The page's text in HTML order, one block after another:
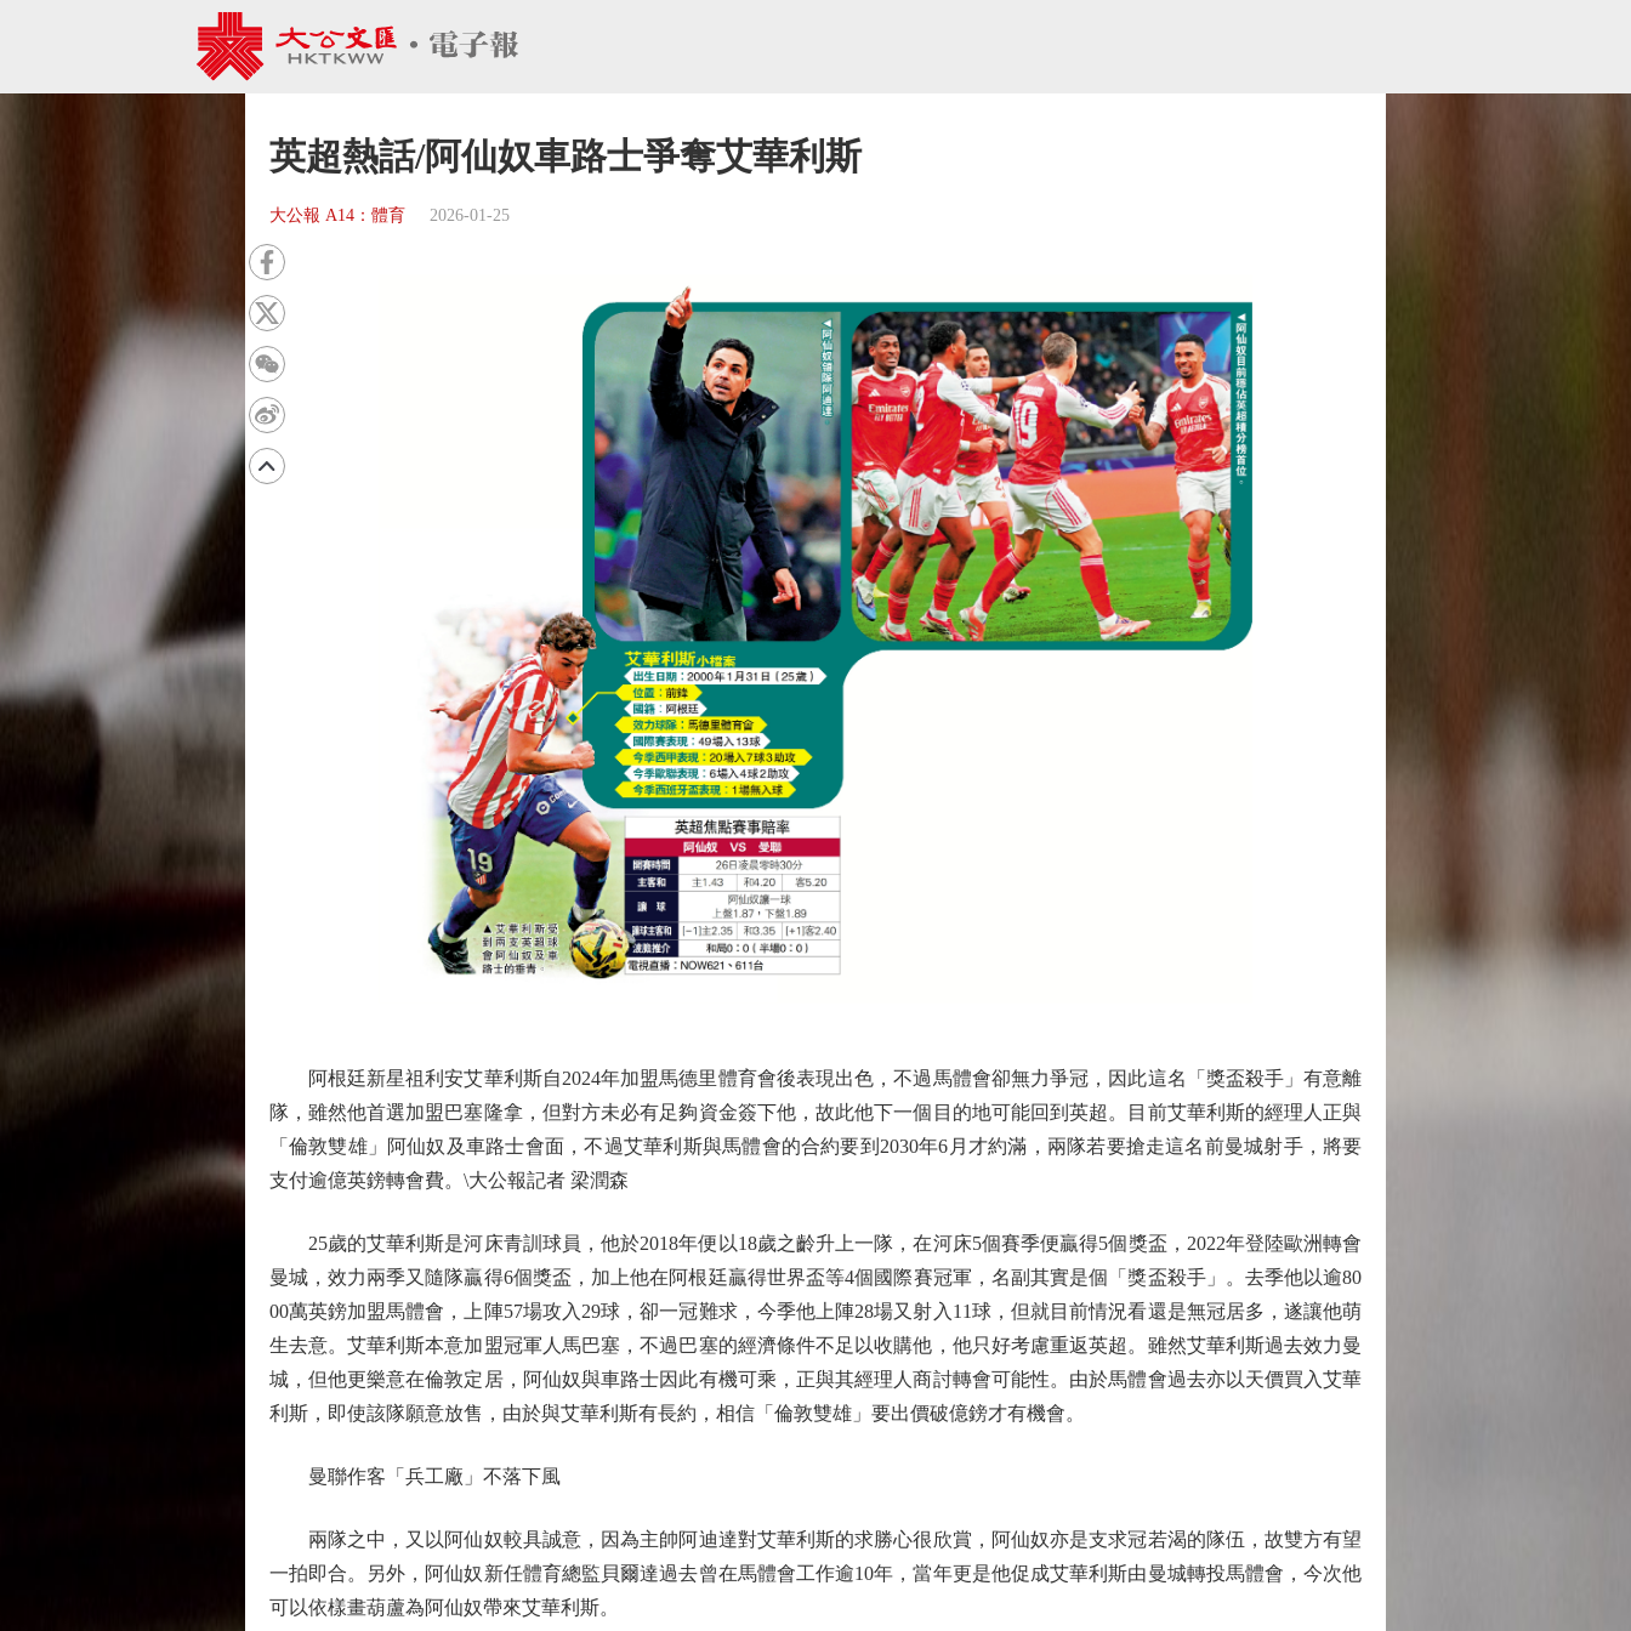
英超熱話/阿仙奴車路士爭奪艾華利斯
大公報 A14：體育 2026-01-25
阿根廷新星祖利安艾華利斯自2024年加盟馬德里體育會後表現出色，不過馬體會卻無力爭冠，因此這名「獎盃殺手」有意離
隊，雖然他首選加盟巴塞隆拿，但對方未必有足夠資金簽下他，故此他下一個目的地可能回到英超。目前艾華利斯的經理人正與
「倫敦雙雄」阿仙奴及車路士會面，不過艾華利斯與馬體會的合約要到2030年6月才約滿，兩隊若要搶走這名前曼城射手，將要
支付逾億英鎊轉會費。\大公報記者 梁潤森
25歲的艾華利斯是河床青訓球員，他於2018年便以18歲之齡升上一隊，在河床5個賽季便贏得5個獎盃，2022年登陸歐洲轉會
曼城，效力兩季又隨隊贏得6個獎盃，加上他在阿根廷贏得世界盃等4個國際賽冠軍，名副其實是個「獎盃殺手」。去季他以逾80
00萬英鎊加盟馬體會，上陣57場攻入29球，卻一冠難求，今季他上陣28場又射入11球，但就目前情況看還是無冠居多，遂讓他萌
生去意。艾華利斯本意加盟冠軍人馬巴塞，不過巴塞的經濟條件不足以收購他，他只好考慮重返英超。雖然艾華利斯過去效力曼
城，但他更樂意在倫敦定居，阿仙奴與車路士因此有機可乘，正與其經理人商討轉會可能性。由於馬體會過去亦以天價買入艾華
利斯，即使該隊願意放售，由於與艾華利斯有長約，相信「倫敦雙雄」要出價破億鎊才有機會。
曼聯作客「兵工廠」不落下風
兩隊之中，又以阿仙奴較具誠意，因為主帥阿迪達對艾華利斯的求勝心很欣賞，阿仙奴亦是支求冠若渴的隊伍，故雙方有望
一拍即合。另外，阿仙奴新任體育總監貝爾達過去曾在馬體會工作逾10年，當年更是他促成艾華利斯由曼城轉投馬體會，今次他
可以依樣畫葫蘆為阿仙奴帶來艾華利斯。